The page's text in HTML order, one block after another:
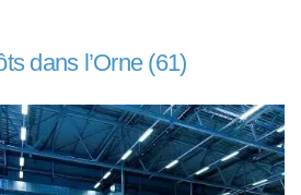
dans l’Orne (61)